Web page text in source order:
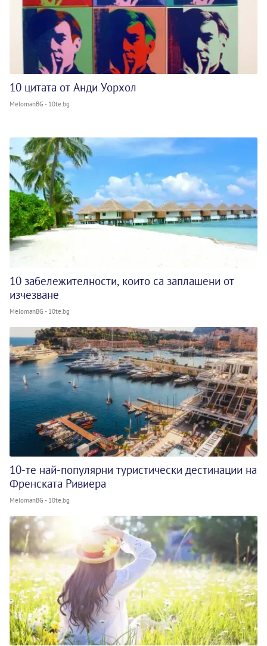
10 цитата от Анди Уорхол
MelomanBG - 10te.bg
10 забележителности, които са заплашени от
изчезване
MelomanBG - 10te.bg
10-те най-популярни туристически дестинации на
Френската Ривиера
MelomanBG - 10te.bg